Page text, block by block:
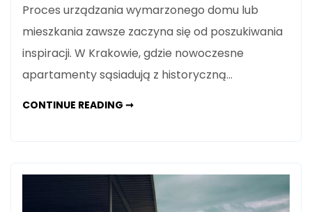
Proces urządzania wymarzonego domu lub
mieszkania zawsze zaczyna się od poszukiwania
inspiracji. W Krakowie, gdzie nowoczesne
apartamenty sąsiadują z historyczną…
CONTINUE READING ➞PROJEKTY